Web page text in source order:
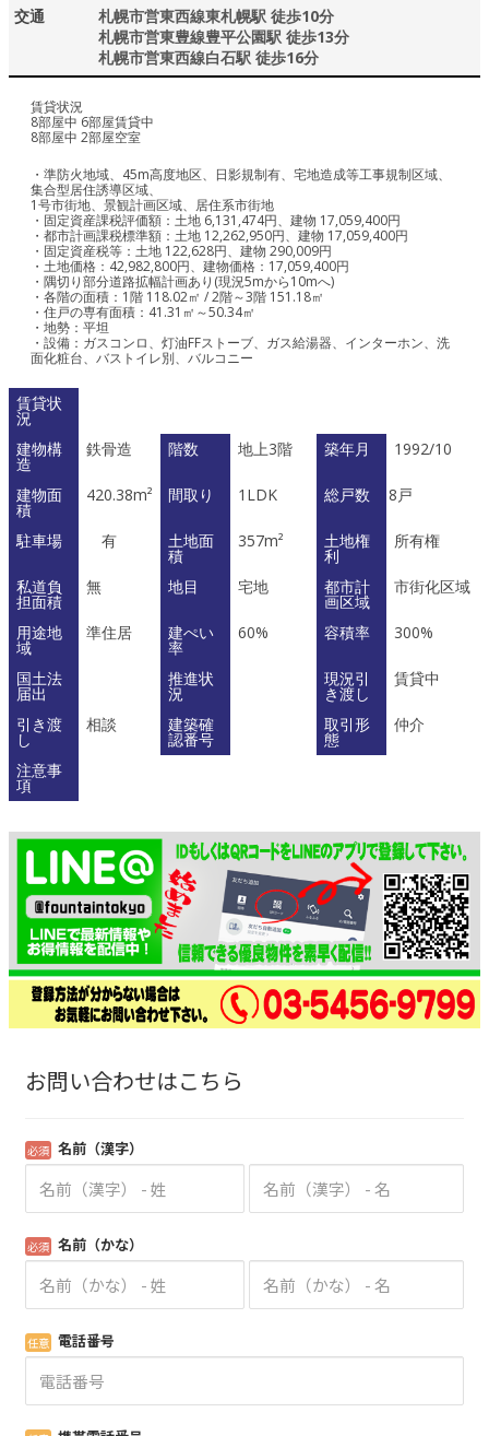
交通
札幌市営東西線東札幌駅 徒歩10分
札幌市営東豊線豊平公園駅 徒歩13分
札幌市営東西線白石駅 徒歩16分
賃貸状況
8部屋中 6部屋賃貸中
8部屋中 2部屋空室
・準防火地域、45m高度地区、日影規制有、宅地造成等工事規制区域、
集合型居住誘導区域、
1号市街地、景観計画区域、居住系市街地
・固定資産課税評価額：土地 6,131,474円、建物 17,059,400円
・都市計画課税標準額：土地 12,262,950円、建物 17,059,400円
・固定資産税等：土地 122,628円、建物 290,009円
・土地価格：42,982,800円、建物価格：17,059,400円
・隅切り部分道路拡幅計画あり(現況5mから10mへ)
・各階の面積：1階 118.02㎡ / 2階～3階 151.18㎡
・住戸の専有面積：41.31㎡～50.34㎡
・地勢：平坦
・設備：ガスコンロ、灯油FFストーブ、ガス給湯器、インターホン、洗
面化粧台、バストイレ別、バルコニー
賃貸状
況
建物構
造
鉄骨造 階数 地上3階 築年月 1992/10
建物面
積
420.38m² 間取り 1LDK 総戸数 8戸
駐車場 有 土地面
積
357m² 土地権
利
所有権
私道負
担面積
無 地目 宅地 都市計
画区域
市街化区域
用途地
域
準住居 建ぺい
率
60% 容積率 300%
国土法
届出
推進状
況
現況引
き渡し
賃貸中
引き渡
し
相談 建築確
認番号
取引形
態
仲介
注意事
項